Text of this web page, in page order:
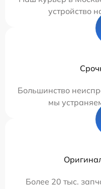
устройство
Большинство
мы
Более 20 тыс.